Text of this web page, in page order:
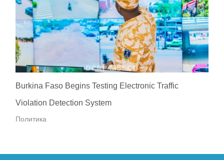
Burkina Faso Begins Testing Electronic Traffic
Violation Detection System
Политика